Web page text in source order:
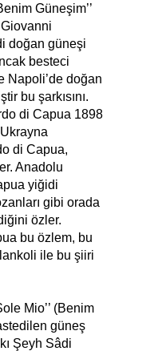
Güneşim’’
doğan güneşi
besteci
Napoli’de doğan
bu şarkısını.
di Capua 1898
di Capua,
Anadolu
yiğidi
gibi orada
özler.
bu özlem, bu
ile bu şiiri
Mio’’ (Benim
güneş
Şeyh Sâdi